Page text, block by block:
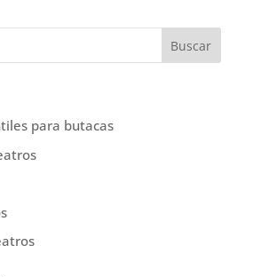
para butacas